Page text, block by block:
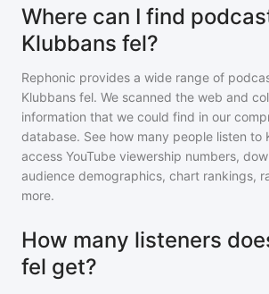
Where can I find
Klubbans fel?
Rephonic provides a wide range of
Klubbans fel. We scanned the web and
information that we could find in our
database. See how many people listen to
access YouTube viewership numbers,
audience demographics, chart rankings,
more.
How many listeners
fel get?